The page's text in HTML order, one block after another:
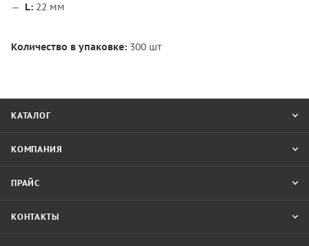
L: 22 мм
Количество в упаковке: 300 шт
КАТАЛОГ
КОМПАНИЯ
ПРАЙС
КОНТАКТЫ